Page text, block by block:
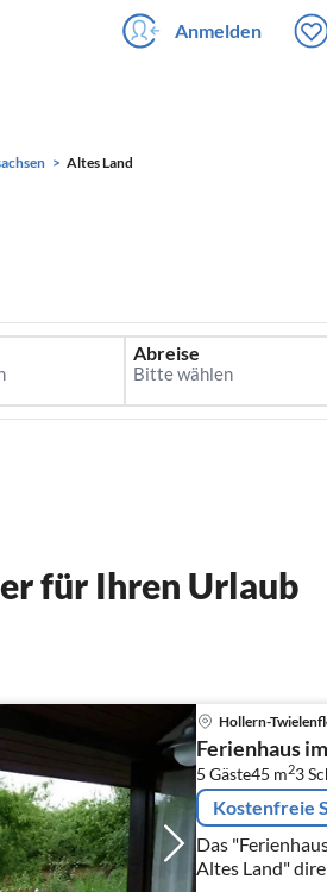
Anmelden
Altes Land
Abreise
für Ihren Urlaub
Hollern-
Ferienhaus
5 Gäste45 m23
Kostenfreie
Das
Altes Land"